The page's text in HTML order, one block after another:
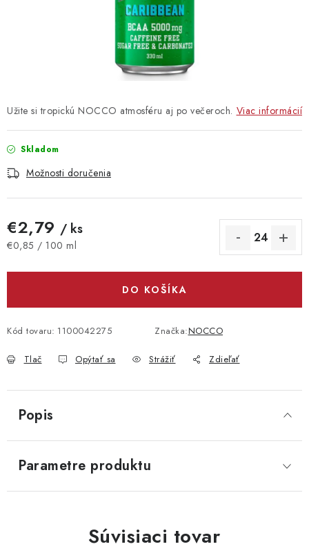
Kontakty
Užite si tropickú NOCCO atmosféru aj po večeroch. Viac informácií
Skladom
Možnosti doručenia
€2,79 / ks
Jednotková cena:
€0,85 / 100 ml
DO KOŠÍKA
Kód tovaru: 1100042275 Značka:NOCCO
Tlač Opýtať sa Strážiť Zdieľať
Popis
Parametre produktu
Súvisiaci tovar